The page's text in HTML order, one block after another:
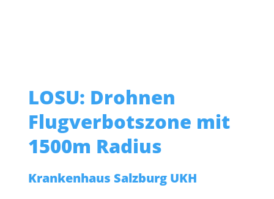
LOSU: Drohnen
Flugverbotszone mit
1500m Radius
Krankenhaus Salzburg UKH